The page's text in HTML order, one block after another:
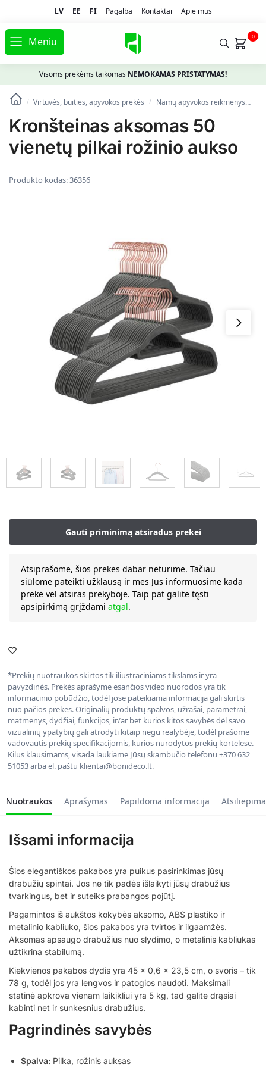
LV EE FI Pagalba Kontaktai Apie mus
Meniu 0
Visoms prekėms taikomas NEMOKAMAS PRISTATYMAS!
/ Virtuvės, buities, apyvokos prekės / Namų apyvokos reikmenys
Kronšteinas aksomas 50
vienetų pilkai rožinio aukso
Produkto kodas:36356
Atsiprašome, šios prekės dabar neturime. Tačiau
siūlome pateikti užklausą ir mes Jus informuosime kada
prekė vėl atsiras prekyboje. Taip pat galite tęsti
apsipirkimą grįždami atgal.
*Prekių nuotraukos skirtos tik iliustraciniams tikslams ir yra
pavyzdinės. Prekės aprašyme esančios video nuorodos yra tik
informacinio pobūdžio, todėl jose pateikiama informacija gali skirtis
nuo pačios prekės. Originalių produktų spalvos, užrašai, parametrai,
matmenys, dydžiai, funkcijos, ir/ar bet kurios kitos savybės dėl savo
vizualinių ypatybių gali atrodyti kitaip negu realybėje, todėl prašome
vadovautis prekių specifikacijomis, kurios nurodytos prekių kortelėse.
Kilus klausimams, visada laukiame Jūsų skambučio telefonu +370 632
51053 arba el. paštu klientai@bonideco.lt.
Nuotraukos Aprašymas Papildoma informacija
Išsami informacija
Šios elegantiškos pakabos yra puikus pasirinkimas jūsų
drabužių spintai. Jos ne tik padės išlaikyti jūsų drabužius
tvarkingus, bet ir suteiks prabangos pojūtį.
Pagamintos iš aukštos kokybės aksomo, ABS plastiko ir
metalinio kabliuko, šios pakabos yra tvirtos ir ilgaamžės.
Aksomas apsaugo drabužius nuo slydimo, o metalinis kabliukas
užtikrina stabilumą.
Kiekvienos pakabos dydis yra 45 x 0,6 x 23,5 cm, o svoris – tik
78 g, todėl jos yra lengvos ir patogios naudoti. Maksimali
statinė apkrova vienam laikikliui yra 5 kg, tad galite drąsiai
kabinti net ir sunkesnius drabužius.
Pagrindinės savybės
Spalva: Pilka, rožinis auksas